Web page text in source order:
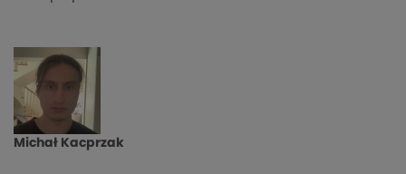
Michał Kacprzak